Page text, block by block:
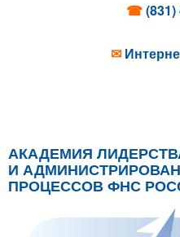
☎(831)
✉
АКАДЕМИЯ
И
ПРОЦЕССОВ ФНС